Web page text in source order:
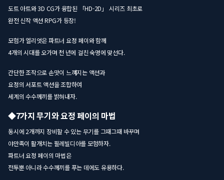
도트 아트와 3D CG가 융합된 「HD-2D」 시리즈 최초로
완전 신작 액션 RPG가 등장!
모험가 엘리엇은 파트너 요정 페이와 함께
4개의 시대를 오가며 천 년에 걸친 숙명에 맞선다.
간단한 조작으로 손맛이 느껴지는 액션과
요정의 서포트 액션을 조합하여
세계의 수수께끼를 밝혀내자.
◆7가지 무기와 요정 페이의 마법
동시에 2개까지 장비할 수 있는 무기를 그때그때 바꾸며
야만족이 활개치는 필레빌디아를 모험하자.
파트너 요정 페이의 마법은
전투뿐 아니라 수수께끼를 푸는 데에도 유용하다.